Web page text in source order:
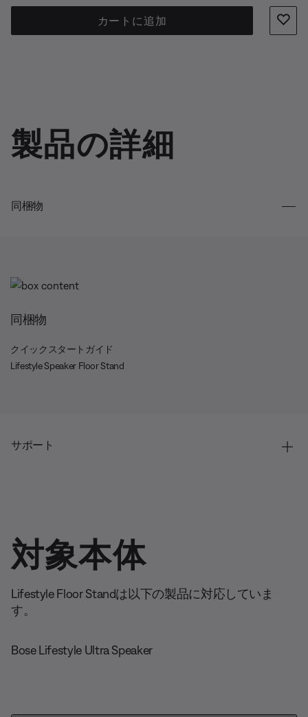
カートに追加
製品の詳細
同梱物
同梱物
クイックスタートガイド
Lifestyle Speaker Floor Stand
サポート
対象本体
Lifestyle Floor Standは以下の製品に対応していま
す。
Bose Lifestyle Ultra Speaker